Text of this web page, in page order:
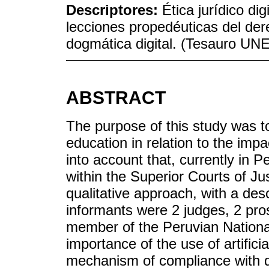
Descriptores: Ética jurídico
lecciones propedéuticas del
dogmática digital. (Tesauro
ABSTRACT
The purpose of this study was
education in relation to the
into account that, currently in
within the Superior Courts of
qualitative approach, with a
informants were 2 judges, 2
member of the Peruvian
importance of the use of
mechanism of compliance with